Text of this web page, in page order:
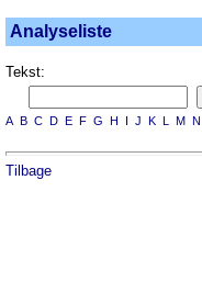
Analyseliste
Tekst:
A B C D E F G H I J K L M N
Tilbage